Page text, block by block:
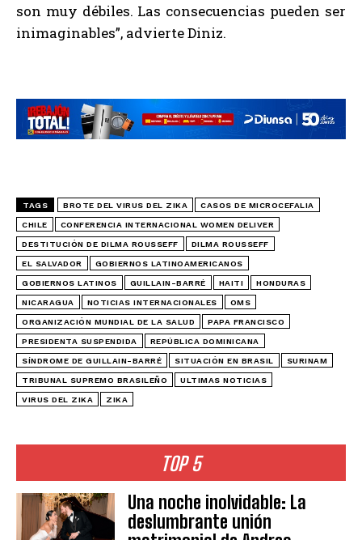
TOP 5
Una noche inolvidable: La
deslumbrante unión
son muy débiles. Las consecuencias pueden ser
inimaginables”, advierte Diniz.
TAGS BROTE DEL VIRUS DEL ZIKA CASOS DE MICROCEFALIA
CHILE CONFERENCIA INTERNACIONAL WOMEN DELIVER
DESTITUCIÓN DE DILMA ROUSSEFF DILMA ROUSSEFF
EL SALVADOR GOBIERNOS LATINOAMERICANOS
GOBIERNOS LATINOS GUILLAIN-BARRÉ HAITI HONDURAS
NICARAGUA NOTICIAS INTERNACIONALES OMS
ORGANIZACIÓN MUNDIAL DE LA SALUD PAPA FRANCISCO
PRESIDENTA SUSPENDIDA REPÚBLICA DOMINICANA
SÍNDROME DE GUILLAIN-BARRÉ SITUACIÓN EN BRASIL SURINAM
TRIBUNAL SUPREMO BRASILEÑO ULTIMAS NOTICIAS
VIRUS DEL ZIKA ZIKA